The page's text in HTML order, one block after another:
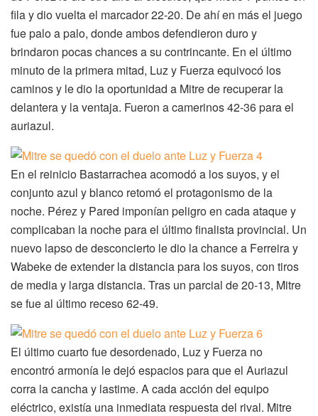
fila y dio vuelta el marcador 22-20. De ahí en más el juego
fue palo a palo, donde ambos defendieron duro y
brindaron pocas chances a su contrincante. En el último
minuto de la primera mitad, Luz y Fuerza equivocó los
caminos y le dio la oportunidad a Mitre de recuperar la
delantera y la ventaja. Fueron a camerinos 42-36 para el
auriazul.
En el reinicio Bastarrachea acomodó a los suyos, y el
conjunto azul y blanco retomó el protagonismo de la
noche. Pérez y Pared imponían peligro en cada ataque y
complicaban la noche para el último finalista provincial. Un
nuevo lapso de desconcierto le dio la chance a Ferreira y
Wabeke de extender la distancia para los suyos, con tiros
de media y larga distancia. Tras un parcial de 20-13, Mitre
se fue al último receso 62-49.
El último cuarto fue desordenado, Luz y Fuerza no
encontró armonía le dejó espacios para que el Auriazul
corra la cancha y lastime. A cada acción del equipo
eléctrico, existía una inmediata respuesta del rival. Mitre